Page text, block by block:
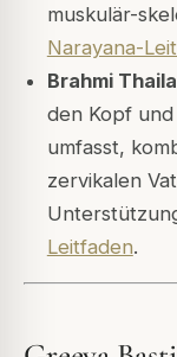
muskulär-
Narayana-
Brahmi
den Kopf
umfasst,
zervikalen
Leitfaden.